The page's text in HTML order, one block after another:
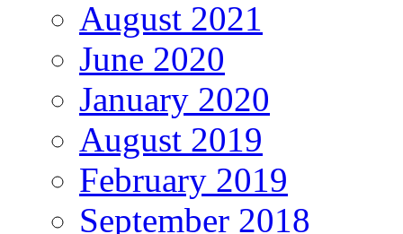
August 2021
June 2020
January 2020
August 2019
February 2019
September 2018